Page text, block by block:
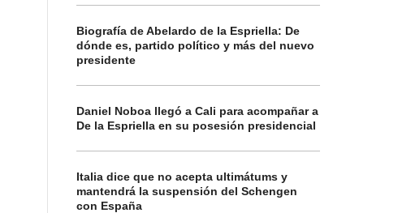
Biografía de Abelardo de la Espriella: De
dónde es, partido político y más del nuevo
presidente
Daniel Noboa llegó a Cali para acompañar a
De la Espriella en su posesión presidencial
Italia dice que no acepta ultimátums y
mantendrá la suspensión del Schengen
con España